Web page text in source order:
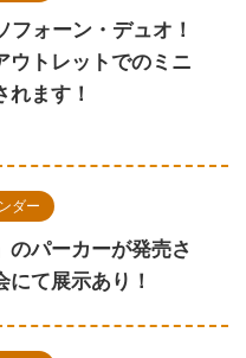
ォーン・デュオ！
ウトレットでのミニ
れます！
ダー
のパーカーが発売さ
て展示あり！